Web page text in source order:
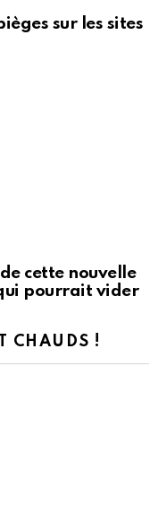
sur les sites
cette nouvelle
pourrait vider
CHAUDS !